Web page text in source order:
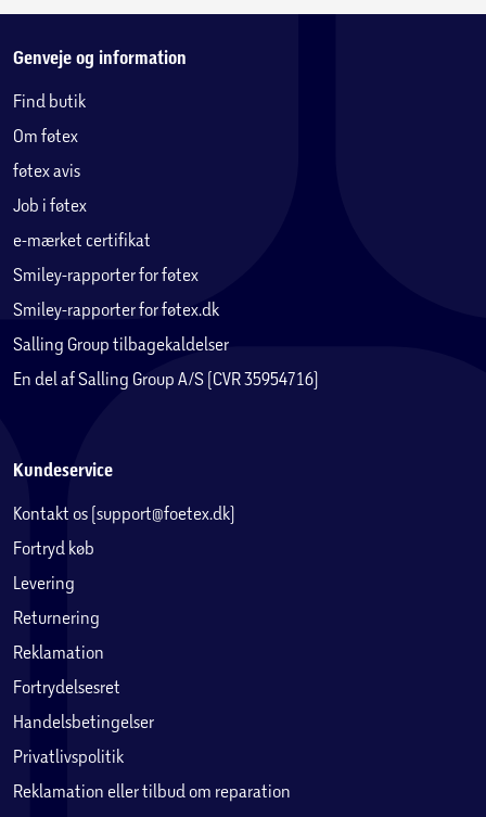
Genveje og information
Find butik
Om føtex
føtex avis
Job i føtex
e-mærket certifikat
Smiley-rapporter for føtex
Smiley-rapporter for føtex.dk
Salling Group tilbagekaldelser
En del af Salling Group A/S (CVR 35954716)
Kundeservice
Kontakt os (support@foetex.dk)
Fortryd køb
Levering
Returnering
Reklamation
Fortrydelsesret
Handelsbetingelser
Privatlivspolitik
Reklamation eller tilbud om reparation